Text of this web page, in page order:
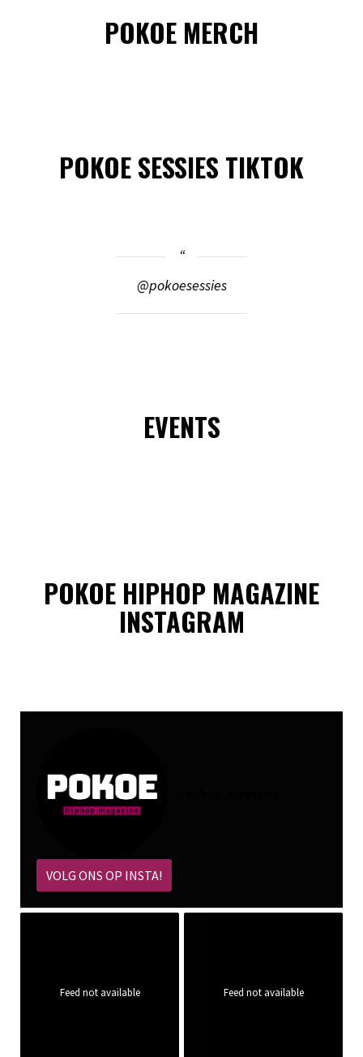
POKOE MERCH
POKOE SESSIES TIKTOK
@pokoesessies
EVENTS
POKOE HIPHOP MAGAZINE
INSTAGRAM
VOLG ONS OP INSTA!
Feed not available Feed not available